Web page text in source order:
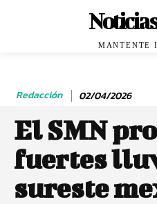
MANTENTE
Redacción 02/04/2026
El SMN
fuertes
sureste